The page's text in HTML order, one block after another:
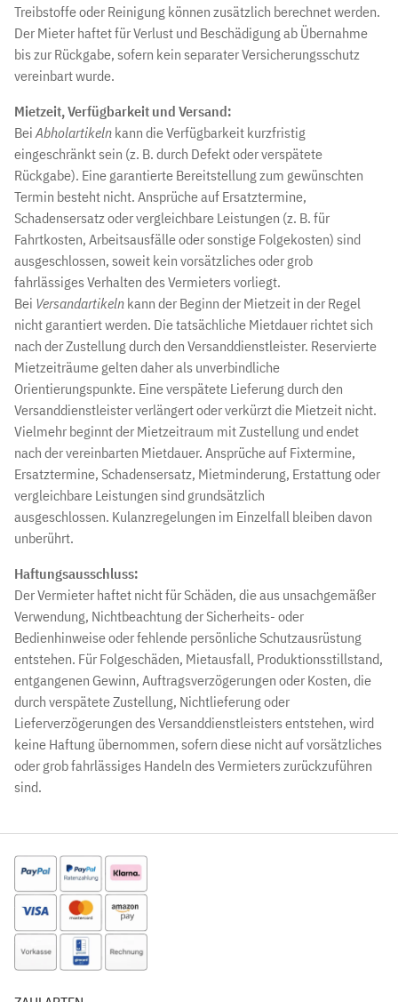
Treibstoffe oder Reinigung können zusätzlich berechnet werden.
Der Mieter haftet für Verlust und Beschädigung ab Übernahme
bis zur Rückgabe, sofern kein separater Versicherungsschutz
vereinbart wurde.
Mietzeit, Verfügbarkeit und Versand:
Bei Abholartikeln kann die Verfügbarkeit kurzfristig
eingeschränkt sein (z. B. durch Defekt oder verspätete
Rückgabe). Eine garantierte Bereitstellung zum gewünschten
Termin besteht nicht. Ansprüche auf Ersatztermine,
Schadensersatz oder vergleichbare Leistungen (z. B. für
Fahrtkosten, Arbeitsausfälle oder sonstige Folgekosten) sind
ausgeschlossen, soweit kein vorsätzliches oder grob
fahrlässiges Verhalten des Vermieters vorliegt.
Bei Versandartikeln kann der Beginn der Mietzeit in der Regel
nicht garantiert werden. Die tatsächliche Mietdauer richtet sich
nach der Zustellung durch den Versanddienstleister. Reservierte
Mietzeiträume gelten daher als unverbindliche
Orientierungspunkte. Eine verspätete Lieferung durch den
Versanddienstleister verlängert oder verkürzt die Mietzeit nicht.
Vielmehr beginnt der Mietzeitraum mit Zustellung und endet
nach der vereinbarten Mietdauer. Ansprüche auf Fixtermine,
Ersatztermine, Schadensersatz, Mietminderung, Erstattung oder
vergleichbare Leistungen sind grundsätzlich
ausgeschlossen. Kulanzregelungen im Einzelfall bleiben davon
unberührt.
Haftungsausschluss:
Der Vermieter haftet nicht für Schäden, die aus unsachgemäßer
Verwendung, Nichtbeachtung der Sicherheits- oder
Bedienhinweise oder fehlende persönliche Schutzausrüstung
entstehen. Für Folgeschäden, Mietausfall, Produktionsstillstand,
entgangenen Gewinn, Auftragsverzögerungen oder Kosten, die
durch verspätete Zustellung, Nichtlieferung oder
Lieferverzögerungen des Versanddienstleisters entstehen, wird
keine Haftung übernommen, sofern diese nicht auf vorsätzliches
oder grob fahrlässiges Handeln des Vermieters zurückzuführen
sind.